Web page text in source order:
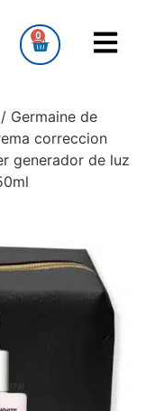
0
/ Germaine de
correccion
generador de luz